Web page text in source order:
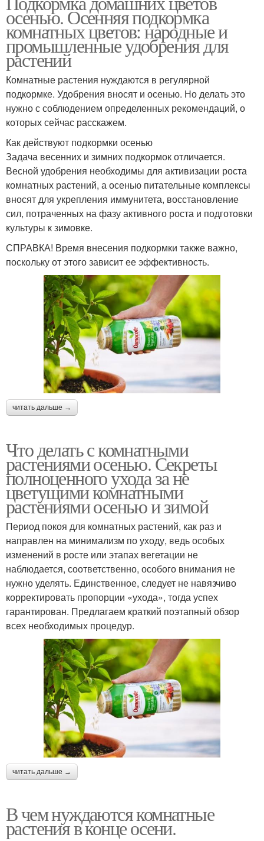
осенью. Осенняя подкормка
комнатных цветов: народные и
промышленные удобрения для
растений
Комнатные растения нуждаются в регулярной
подкормке. Удобрения вносят и осенью. Но делать это
нужно с соблюдением определенных рекомендаций, о
которых сейчас расскажем.
Как действуют подкормки осенью
Задача весенних и зимних подкормок отличается.
Весной удобрения необходимы для активизации роста
комнатных растений, а осенью питательные комплексы
вносят для укрепления иммунитета, восстановление
сил, потраченных на фазу активного роста и подготовки
культуры к зимовке.
СПРАВКА! Время внесения подкормки также важно,
поскольку от этого зависит ее эффективность.
читать дальше →
Что делать с комнатными
растениями осенью. Секреты
полноценного ухода за не
цветущими комнатными
растениями осенью и зимой
Период покоя для комнатных растений, как раз и
направлен на минимализм по уходу, ведь особых
изменений в росте или этапах вегетации не
наблюдается, соответственно, особого внимания не
нужно уделять. Единственное, следует не навязчиво
корректировать пропорции «ухода», тогда успех
гарантирован. Предлагаем краткий поэтапный обзор
всех необходимых процедур.
читать дальше →
В чем нуждаются комнатные
растения в конце осени.